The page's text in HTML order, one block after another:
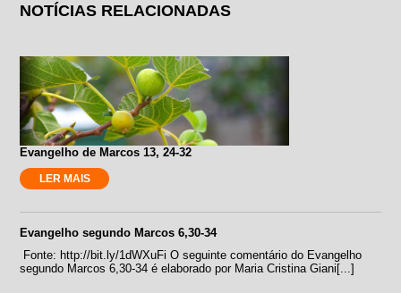
NOTÍCIAS RELACIONADAS
Evangelho de Marcos 13, 24-32
LER MAIS
Evangelho segundo Marcos 6,30-34
Fonte: http://bit.ly/1dWXuFi O seguinte comentário do Evangelho
segundo Marcos 6,30-34 é elaborado por Maria Cristina Giani[...]